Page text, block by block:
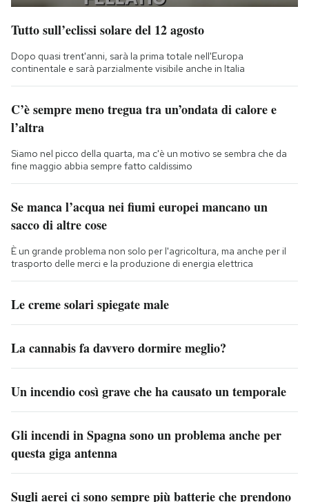
Tutto sull’eclissi solare del 12 agosto
Dopo quasi trent'anni, sarà la prima totale nell'Europa
continentale e sarà parzialmente visibile anche in Italia
C’è sempre meno tregua tra un’ondata di calore e
l’altra
Siamo nel picco della quarta, ma c'è un motivo se sembra che da
fine maggio abbia sempre fatto caldissimo
Se manca l’acqua nei fiumi europei mancano un
sacco di altre cose
È un grande problema non solo per l'agricoltura, ma anche per il
trasporto delle merci e la produzione di energia elettrica
Le creme solari spiegate male
La cannabis fa davvero dormire meglio?
Un incendio così grave che ha causato un temporale
Gli incendi in Spagna sono un problema anche per
questa giga antenna
Sugli aerei ci sono sempre più batterie che prendono